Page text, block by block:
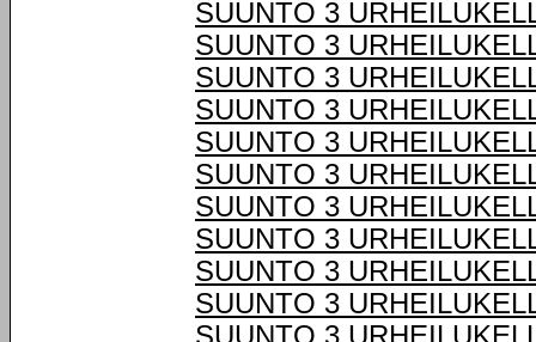
SUUNTO 3
SUUNTO 3
SUUNTO 3
SUUNTO 3
SUUNTO 3
SUUNTO 3
SUUNTO 3
SUUNTO 3
SUUNTO 3
SUUNTO 3